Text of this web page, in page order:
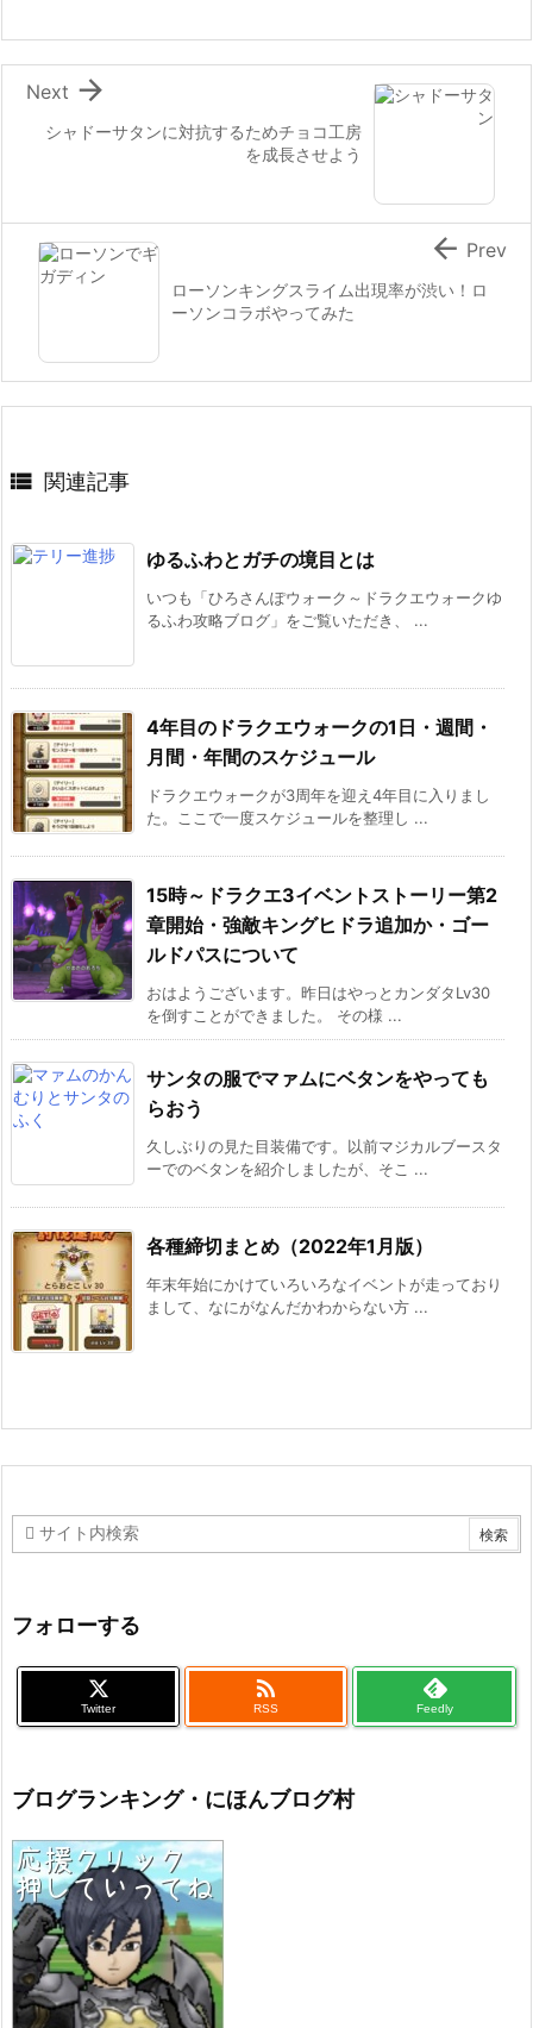
シャドーサタンに対抗するためチョコ工房
を成長させよう

Next
ローソンキングスライム出現率が渋い！ロ
ーソンコラボやってみた
 Prev
 関連記事
ゆるふわとガチの境目とは
いつも「ひろさんぽウォーク～ドラクエウォークゆ
るふわ攻略ブログ」をご覧いただき、 ...
4年目のドラクエウォークの1日・週間・
月間・年間のスケジュール
ドラクエウォークが3周年を迎え4年目に入りまし
た。ここで一度スケジュールを整理し ...
15時～ドラクエ3イベントストーリー第2
章開始・強敵キングヒドラ追加か・ゴー
ルドパスについて
おはようございます。昨日はやっとカンダタLv30
を倒すことができました。 その様 ...
サンタの服でマァムにベタンをやっても
らおう
久しぶりの見た目装備です。以前マジカルブースタ
ーでのベタンを紹介しましたが、そこ ...
各種締切まとめ（2022年1月版）
年末年始にかけていろいろなイベントが走っており
まして、なにがなんだかわからない方 ...
フォローする
Twitter

RSS Feedly
ブログランキング・にほんブログ村